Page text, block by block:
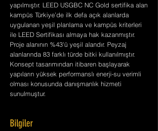
yapılmıştır. LEED USGBC NC Gold sertifika alan
kampüs Türkiye’de ilk defa açık alanlarda
uygulanan yeşil planlama ve kampüs kriterleri
ile LEED Sertifikası almaya hak kazanmıştır.
Proje alanının %43'ü yeşil alandır. Peyzaj
alanlarında 83 farklı türde bitki kullanılmıştır.
Konsept tasarımından itibaren başlayarak
yapıların yüksek performanslı enerji-su verimli
olması konusunda danışmanlık hizmeti
sunulmuştur.
Bilgiler